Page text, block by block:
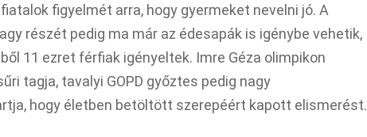
figyelmét arra, hogy gyermeket nevelni jó. A
részét pedig ma már az édesapák is igénybe vehetik,
11 ezret férfiak igényeltek. Imre Géza olimpikon
tagja, tavalyi GOPD győztes pedig nagy
hogy életben betöltött szerepéért kapott elismerést.